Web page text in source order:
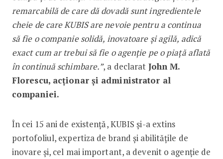
remarcabilă de care dă dovadă sunt ingredientele
cheie de care KUBIS are nevoie pentru a continua
să fie o companie solidă, inovatoare și agilă, adică
exact cum ar trebui să fie o agenție pe o piață aflată
în continuă schimbare.”, a declarat John M.
Florescu, acționar și administrator al
companiei.
În cei 15 ani de existență, KUBIS și-a extins
portofoliul, expertiza de brand și abilitățile de
inovare și, cel mai important, a devenit o agenție de